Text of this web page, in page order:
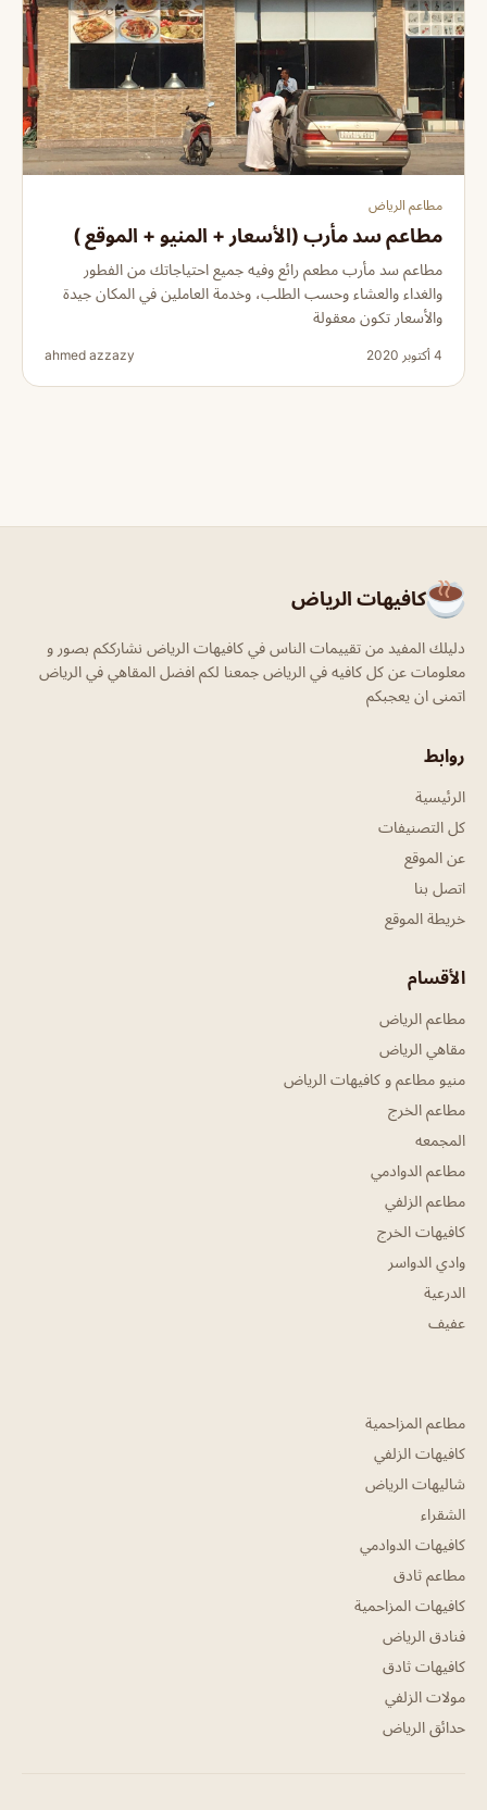
مطاعم الرياض
مطاعم سد مأرب (الأسعار + المنيو + الموقع )
مطاعم سد مأرب مطعم رائع وفيه جميع احتياجاتك من الفطور
والغداء والعشاء وحسب الطلب، وخدمة العاملين في المكان جيدة
والأسعار تكون معقولة
4 أكتوبر 2020 ahmed azzazy
كافيهات الرياض
دليلك المفيد من تقييمات الناس في كافيهات الرياض نشارككم بصور و
معلومات عن كل كافيه في الرياض جمعنا لكم افضل المقاهي في الرياض
اتمنى ان يعجبكم
روابط
الرئيسية
كل التصنيفات
عن الموقع
اتصل بنا
خريطة الموقع
الأقسام
مطاعم الرياض
مقاهي الرياض
منيو مطاعم و كافيهات الرياض
مطاعم الخرج
المجمعه
مطاعم الدوادمي
مطاعم الزلفي
كافيهات الخرج
وادي الدواسر
الدرعية
عفيف
مطاعم المزاحمية
كافيهات الزلفي
شاليهات الرياض
الشقراء
كافيهات الدوادمي
مطاعم ثادق
كافيهات المزاحمية
فنادق الرياض
كافيهات ثادق
مولات الزلفي
حدائق الرياض